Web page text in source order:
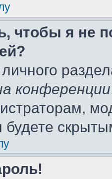
чтобы я не
личного
конференции